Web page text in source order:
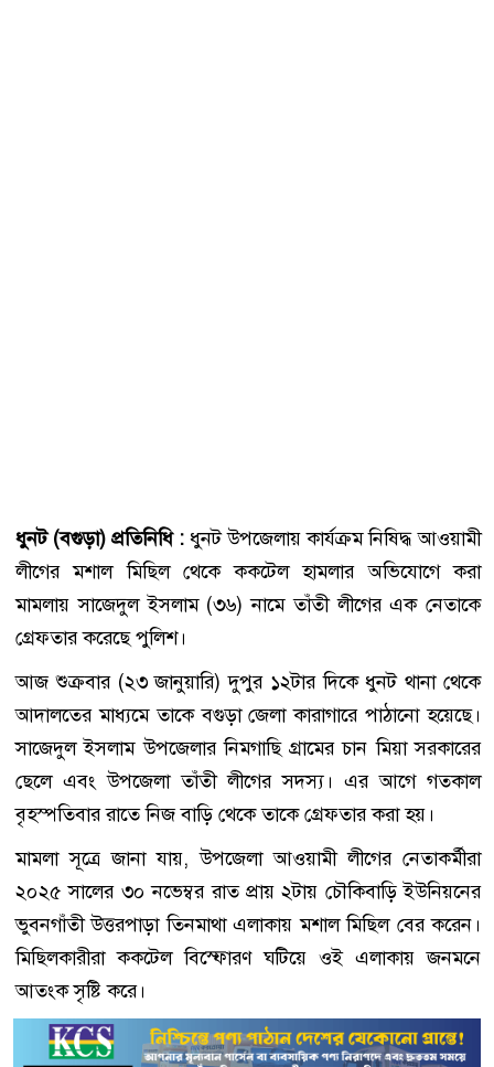
ধুনট (বগুড়া) প্রতিনিধি : ধুনট উপজেলায় কার্যক্রম নিষিদ্ধ আওয়ামী
লীগের মশাল মিছিল থেকে ককটেল হামলার অভিযোগে করা
মামলায় সাজেদুল ইসলাম (৩৬) নামে তাঁতী লীগের এক নেতাকে
গ্রেফতার করেছে পুলিশ।
আজ শুক্রবার (২৩ জানুয়ারি) দুপুর ১২টার দিকে ধুনট থানা থেকে
আদালতের মাধ্যমে তাকে বগুড়া জেলা কারাগারে পাঠানো হয়েছে।
সাজেদুল ইসলাম উপজেলার নিমগাছি গ্রামের চান মিয়া সরকারের
ছেলে এবং উপজেলা তাঁতী লীগের সদস্য। এর আগে গতকাল
বৃহস্পতিবার রাতে নিজ বাড়ি থেকে তাকে গ্রেফতার করা হয়।
মামলা সূত্রে জানা যায়, উপজেলা আওয়ামী লীগের নেতাকর্মীরা
২০২৫ সালের ৩০ নভেম্বর রাত প্রায় ২টায় চৌকিবাড়ি ইউনিয়নের
ভুবনগাঁতী উত্তরপাড়া তিনমাথা এলাকায় মশাল মিছিল বের করেন।
মিছিলকারীরা ককটেল বিস্ফোরণ ঘটিয়ে ওই এলাকায় জনমনে
আতংক সৃষ্টি করে।